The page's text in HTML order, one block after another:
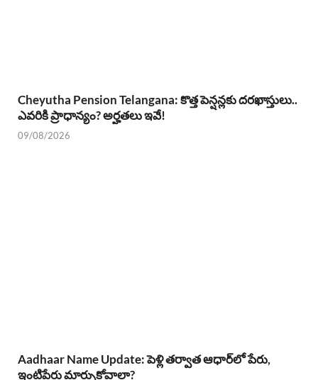
Cheyutha Pension Telangana: కొత్త పెన్షన్లకు దరఖాస్తులు..
ఎవరికి ప్రాధాన్యం? అర్హతలు ఇవే!
09/08/2026
Aadhaar Name Update: పెళ్లి తర్వాత ఆధార్‌లో పేరు,
ఇంటిపేరు మార్చుకోవాలా?